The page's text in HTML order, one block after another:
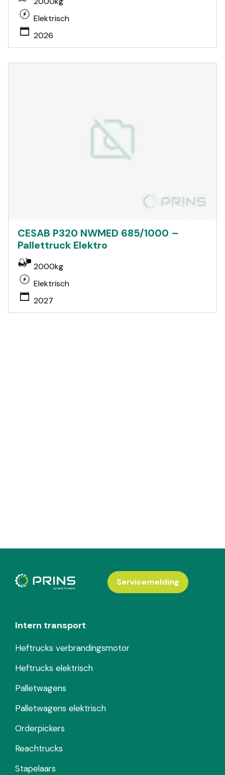
Elektrisch
2026
CESAB P320 NWMED 685/1000 –
Pallettruck Elektro
2000kg
Elektrisch
2027
Intern transport
Heftrucks verbrandingsmotor
Heftrucks elektrisch
Palletwagens
Palletwagens elektrisch
Orderpickers
Reachtrucks
Stapelaars
Servicemelding